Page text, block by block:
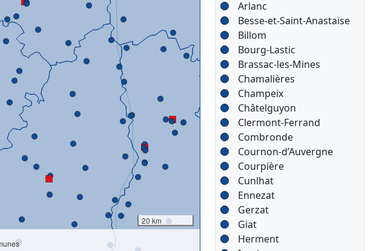
20 km
Arlanc
Besse-et-Saint-Anastaise
Billom
Bourg-Lastic
Brassac-les-Mines
Chamalières
Champeix
Châtelguyon
Clermont-Ferrand
Combronde
Cournon-d’Auvergne
Courpière
Cunlhat
Ennezat
Gerzat
Giat
Herment